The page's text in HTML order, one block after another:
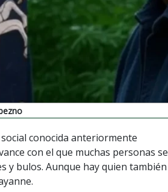
conocida anteriormente
con el que muchas personas se
y bulos. Aunque hay quien también